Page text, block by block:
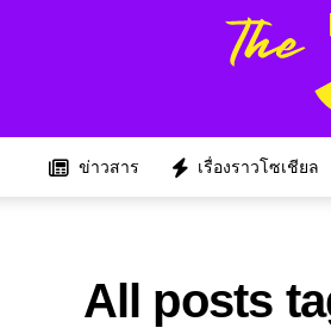
ข่าวสาร เรื่องราวโซเชียล
All posts